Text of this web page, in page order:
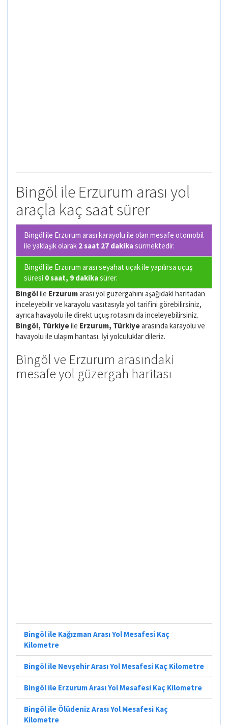
Bingöl ile Erzurum arası yol
araçla kaç saat sürer
Bingöl ile Erzurum arası karayolu ile olan mesafe otomobil
ile yaklaşık olarak 2 saat 27 dakikasürmektedir.
Bingöl ile Erzurum arası seyahat uçak ile yapılırsa uçuş
süresi 0 saat, 9 dakikasürer.
Bingölile Erzurumarası yol güzergahını aşağıdaki haritadan
inceleyebilir ve karayolu vasıtasıyla yol tarifini görebilirsiniz,
ayrıca havayolu ile direkt uçuş rotasını da inceleyebilirsiniz.
Bingöl, Türkiyeile Erzurum, Türkiyearasında karayolu ve
havayolu ile ulaşım harıtası. İyi yolculuklar dileriz.
Bingöl ve Erzurum arasındaki
mesafe yol güzergah haritası
Bingöl ile Kağızman Arası Yol Mesafesi Kaç
Kilometre
Bingöl ile Nevşehir Arası Yol Mesafesi Kaç Kilometre
Bingöl ile Erzurum Arası Yol Mesafesi Kaç Kilometre
Bingöl ile Ölüdeniz Arası Yol Mesafesi Kaç
Kilometre